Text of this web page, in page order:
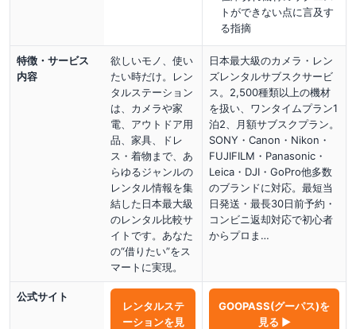
トができない点に言及す
る指摘
特徴・サービス
内容
欲しいモノ、使い
たい時だけ。レン
タルステーション
は、カメラや家
電、アウトドア用
品、家具、ドレ
ス・着物まで、あ
らゆるジャンルの
レンタル情報を集
結した日本最大級
のレンタル比較サ
イトです。あなた
の“借りたい”をス
マートに実現。
日本最大級のカメラ・レン
ズレンタルサブスクサービ
ス。2,500種類以上の機材
を扱い、ワンタイムプラン1
泊2、月額サブスクプラン。
SONY・Canon・Nikon・
FUJIFILM・Panasonic・
Leica・DJI・GoPro他多数
のブランドに対応。最短当
日発送・最長30日前予約・
コンビニ返却対応で初心者
からプロま…
公式サイト
レンタルステ
ーションを見
GOOPASS(グーパス)を
見る ▶